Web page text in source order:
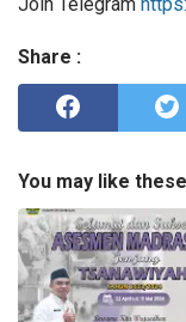
Join Telegram
Share :
You may like